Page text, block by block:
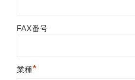
FAX番号
業種*